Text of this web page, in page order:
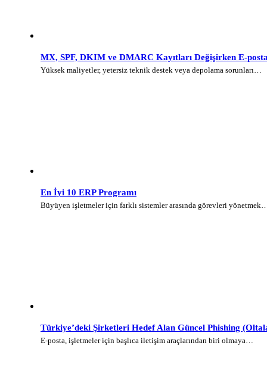
MX, SPF, DKIM ve DMARC Kayıtları Değişirken E-
Yüksek maliyetler, yetersiz teknik destek veya depolama sorunları…
En İyi 10 ERP Programı
Büyüyen işletmeler için farklı sistemler arasında görevleri
Türkiye’deki Şirketleri Hedef Alan Güncel Phishing
E-posta, işletmeler için başlıca iletişim araçlarından biri olmaya…